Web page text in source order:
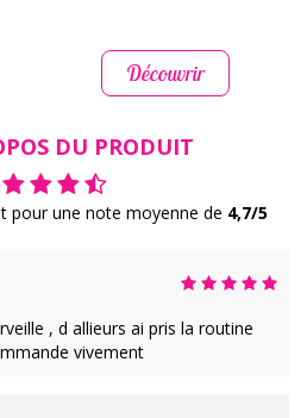
Découvrir
DU PRODUIT
pour une note moyenne de 4,7/5
, d allieurs ai pris la routine
vivement